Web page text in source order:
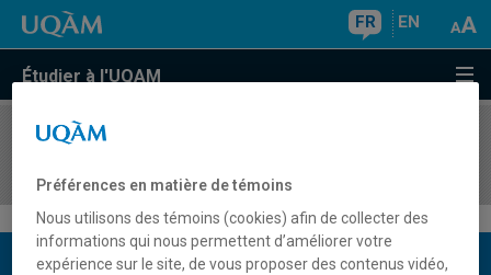
FR EN
Étudier à l'UQAM
COURS//
Description du cours
Préférences en matière de témoins
Nous utilisons des témoins (cookies) afin de collecter des
informations qui nous permettent d’améliorer votre
expérience sur le site, de vous proposer des contenus vidéo,